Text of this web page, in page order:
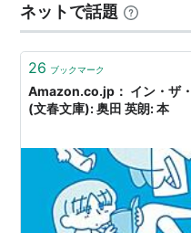
の？」「自分の好みに合
ネットで話題
26 ブックマーク
Amazon.co.jp： イン・ザ
(文春文庫): 奥田 英朗: 本